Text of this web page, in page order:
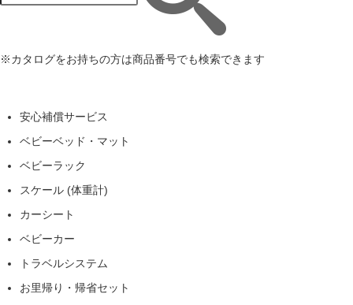
※カタログをお持ちの方は商品番号でも検索できます
安心補償サービス
ベビーベッド・マット
ベビーラック
スケール (体重計)
カーシート
ベビーカー
トラベルシステム
お里帰り・帰省セット